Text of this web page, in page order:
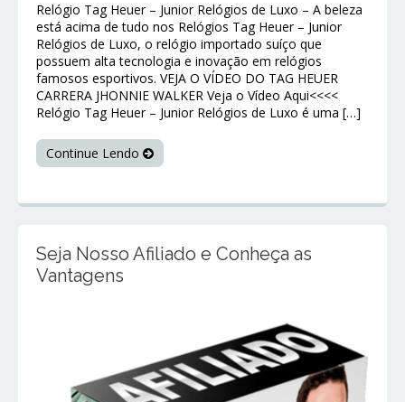
Relógio Tag Heuer – Junior Relógios de Luxo – A beleza
está acima de tudo nos Relógios Tag Heuer – Junior
Relógios de Luxo, o relógio importado suíço que
possuem alta tecnologia e inovação em relógios
famosos esportivos. VEJA O VÍDEO DO TAG HEUER
CARRERA JHONNIE WALKER Veja o Vídeo Aqui<<<<
Relógio Tag Heuer – Junior Relógios de Luxo é uma […]
Continue Lendo
Seja Nosso Afiliado e Conheça as
Vantagens